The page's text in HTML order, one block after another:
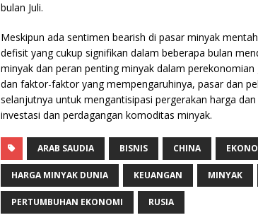
bulan Juli.
Meskipun ada sentimen bearish di pasar minyak
defisit yang cukup signifikan dalam beberapa bulan
minyak dan peran penting minyak dalam
dan faktor-faktor yang mempengaruhinya, pasar dan
selanjutnya untuk mengantisipasi pergerakan harga
investasi dan perdagangan komoditas minyak.
ARAB SAUDIA BISNIS CHINA
HARGA MINYAK DUNIA KEUANGAN MINYAK
PERTUMBUHAN EKONOMI RUSIA